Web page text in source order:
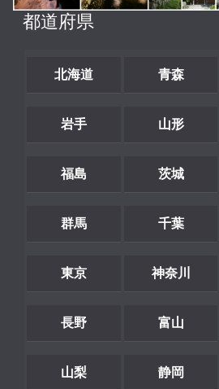
都道府県
北海道 青森
岩手 山形
福島 茨城
群馬 千葉
東京 神奈川
長野 富山
山梨 静岡